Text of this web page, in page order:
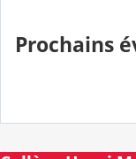
Prochains